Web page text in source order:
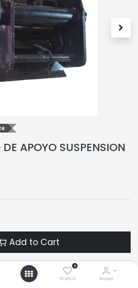
0
Wishlist Account
APOYO SUSPENSION
Add to Cart